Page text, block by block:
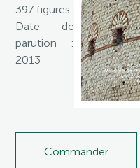
397 figures.
Date de
parution :
2013
Commander